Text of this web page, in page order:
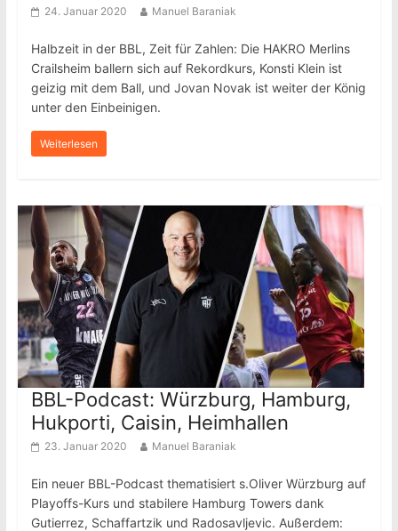
24. Januar 2020 Manuel Baraniak
Halbzeit in der BBL, Zeit für Zahlen: Die HAKRO Merlins
Crailsheim ballern sich auf Rekordkurs, Konsti Klein ist
geizig mit dem Ball, und Jovan Novak ist weiter der König
unter den Einbeinigen.
Weiterlesen
BBL-Podcast: Würzburg, Hamburg,
Hukporti, Caisin, Heimhallen
23. Januar 2020 Manuel Baraniak
Ein neuer BBL-Podcast thematisiert s.Oliver Würzburg auf
Playoffs-Kurs und stabilere Hamburg Towers dank
Gutierrez, Schaffartzik und Radosavljevic. Außerdem: